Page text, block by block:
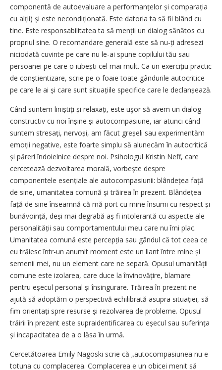
componentă de autoevaluare a performanțelor și comparația
cu alții) și este necondiționată. Este datoria ta să fii blând cu
tine. Este responsabilitatea ta să menții un dialog sănătos cu
propriul sine. O recomandare generală este să nu-ți adresezi
niciodată cuvinte pe care nu le-ai spune copilului tău sau
persoanei pe care o iubești cel mai mult. Ca un exercițiu practic
de conștien­tizare, scrie pe o foaie toate gândurile autocritice
pe care le ai și care sunt situațiile specifice care le declanșează.
Când suntem liniștiți și relaxați, este uşor să avem un dialog
constructiv cu noi înșine și autocompasiune, iar atunci când
suntem stresați, nervoși, am făcut greșeli sau experimentăm
emoții negative, este foarte simplu să alunecăm în autocritică
și păreri îndoielnice despre noi. Psihologul Kristin Neff, care
cercetează dezvoltarea morală, vorbește despre
componentele esențiale ale autocompasiunii: blândețea față
de sine, umanitatea comună și trăirea în prezent. Blândețea
față de sine înseamnă că mă port cu mine însumi cu respect și
bunăvoință, deși mai degrabă aș fi intolerantă cu aspecte ale
persona­lității sau comportamentului meu care nu îmi plac.
Umanitatea comună este percepția sau gândul că tot ceea ce
eu trăiesc într-un anumit moment este un liant între mine și
semenii mei, nu un element care ne separă. Opusul umanității
comune este izolarea, care duce la învinovățire, blamare
pentru eșecul personal și însingurare. Trăirea în prezent ne
ajută să adoptăm o ­perspectivă echilibrată asupra situației, să
fim orientați spre resurse și rezolvarea de probleme. Opusul
trăirii în prezent este supraidentificarea cu eșecul sau suferința
și incapacitatea de a o lăsa în urmă.
Cercetătoarea Emily Nagoski scrie că „autocompasiunea nu e
totuna cu complacerea. Complacerea e un obicei menit să